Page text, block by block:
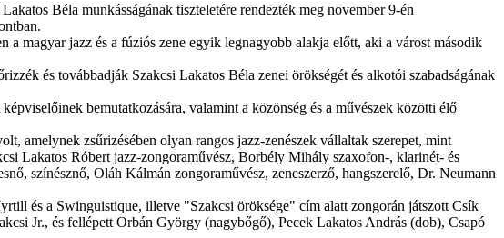
Béla munkásságának tiszteletére rendezték meg november 9-én
a magyar jazz és a fúziós zene egyik legnagyobb alakja előtt, aki a várost második
és továbbadják Szakcsi Lakatos Béla zenei örökségét és alkotói szabadságának
bemutatkozására, valamint a közönség és a művészek közötti élő
amelynek zsűrizésében olyan rangos jazz-zenészek vállaltak szerepet, mint
Lakatos Róbert jazz-zongoraművész, Borbély Mihály szaxofon-, klarinét- és
színésznő, Oláh Kálmán zongoraművész, zeneszerző, hangszerelő, Dr. Neumann
és a Swinguistique, illetve "Szakcsi öröksége" cím alatt zongorán játszott Csík
Jr., és fellépett Orbán György (nagybőgő), Pecek Lakatos András (dob), Csapó